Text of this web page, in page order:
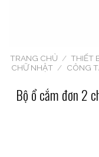
TRANG CHỦ / THIẾT
CHỮ NHẬT / CÔNG
Bộ ổ cắm đơn 2